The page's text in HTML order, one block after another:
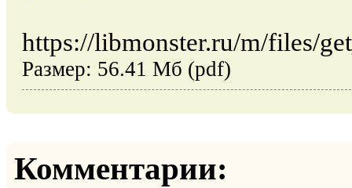
https://libmonster.ru/m/files/
Размер: 56.41 Мб (pdf)
Комментарии: